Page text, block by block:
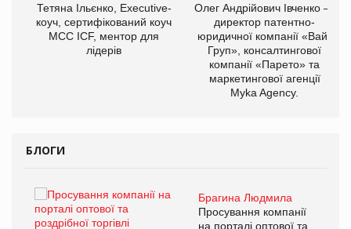
Тетяна Ільєнко, Executive-
коуч, сертифікований коуч
МСС ICF, ментор для
лідерів
Олег Андрійович Івченко —
директор патентно-
юридичної компанії «Вайз
Груп», консалтингової
компанії «Парето» та
маркетингової агенції
Myka Agency.
БЛОГИ
Брагина Людмила
Просування компанії
на порталі оптової та